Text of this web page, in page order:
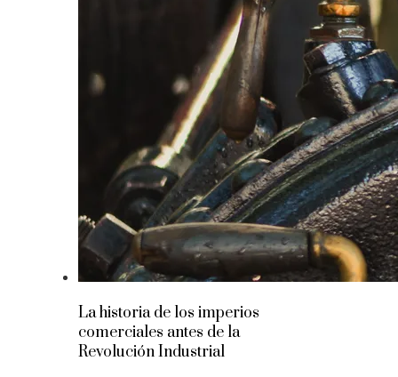
La historia de los imperios
comerciales antes de la
Revolución Industrial